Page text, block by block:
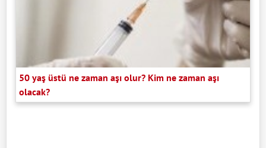
50 yaş üstü ne zaman aşı olur? Kim ne zaman aşı
olacak?